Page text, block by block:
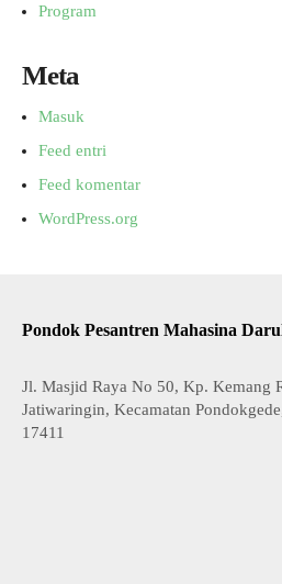
Program
Meta
Masuk
Feed entri
Feed komentar
WordPress.org
Pondok Pesantren Mahasina
Jl. Masjid Raya No 50, Kp. Kemang
Jatiwaringin, Kecamatan
17411